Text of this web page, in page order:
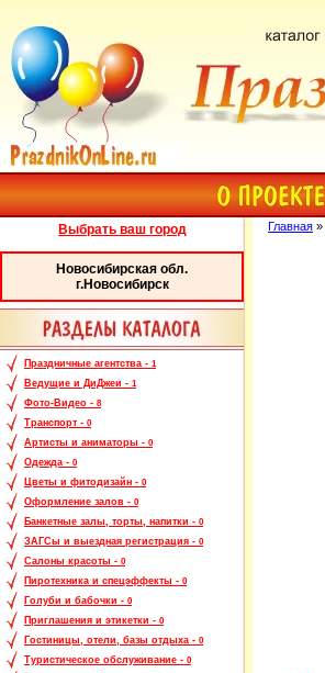
Выбрать ваш город
Новосибирская обл.
г.Новосибирск
Праздничные агентства - 1
Ведущие и ДиДжеи - 1
Фото-Видео - 8
Транспорт - 0
Артисты и аниматоры - 0
Одежда - 0
Цветы и фитодизайн - 0
Оформление залов - 0
Банкетные залы, торты, напитки - 0
ЗАГСы и выездная регистрация - 0
Салоны красоты - 0
Пиротехника и спецэффекты - 0
Голуби и бабочки - 0
Приглашения и этикетки - 0
Гостиницы, отели, базы отдыха - 0
Туристическое обслуживание - 0
Главная »